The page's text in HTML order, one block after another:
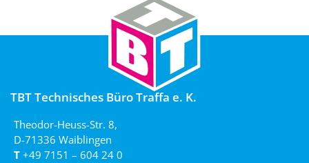
TBT Technisches Büro Traffa e. K.
Theodor-Heuss-Str. 8,
D-71336 Waiblingen
T +49 7151 – 604 24 0